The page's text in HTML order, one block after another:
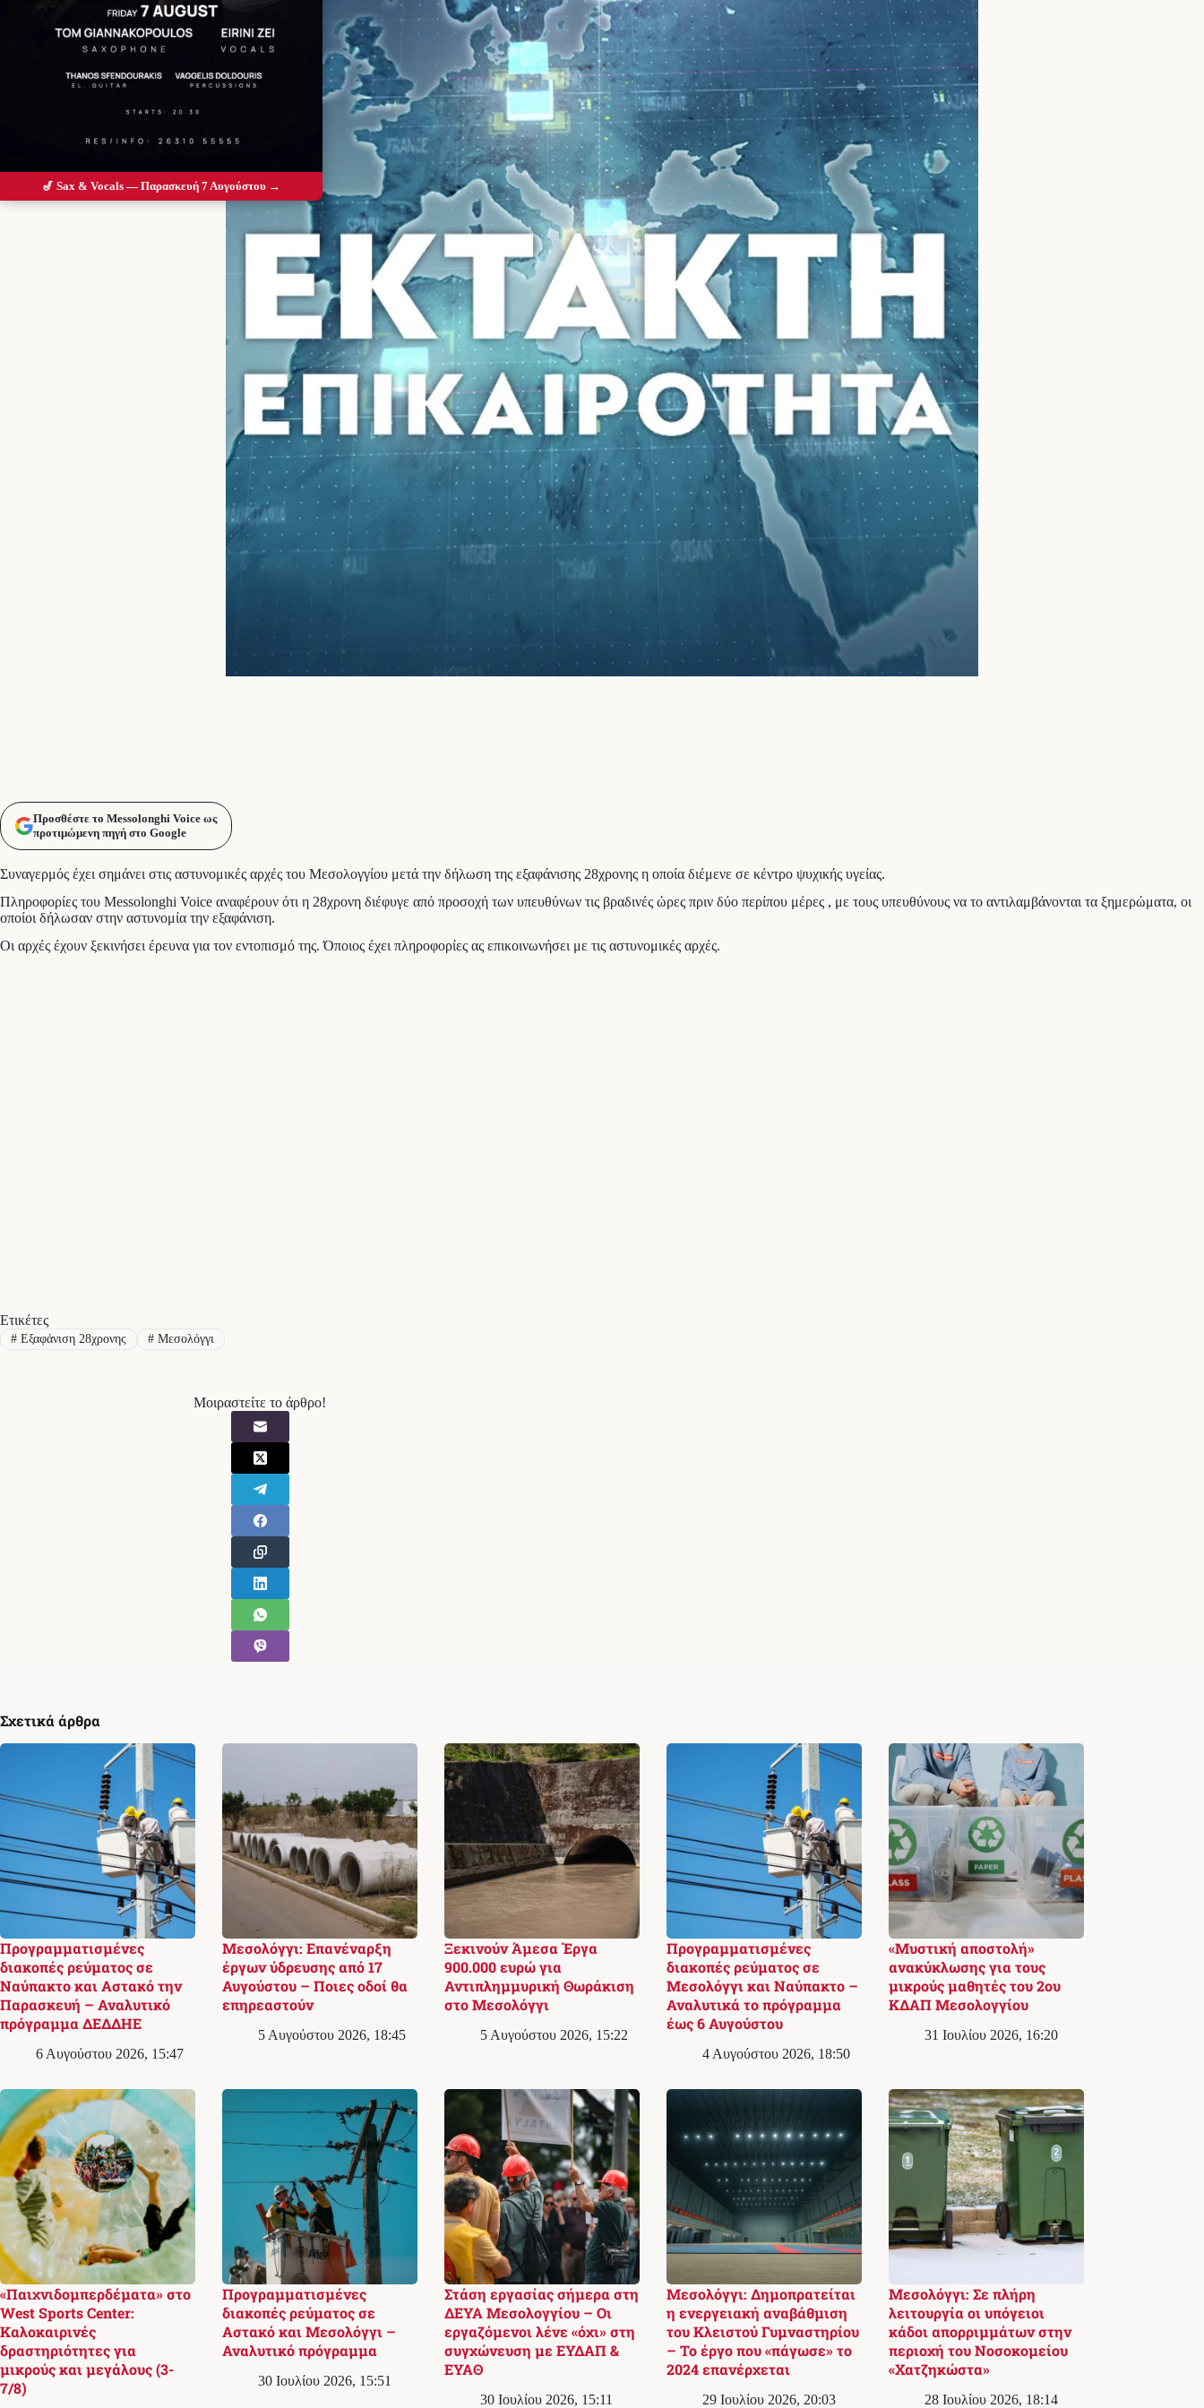
Προσθέστε το Messolonghi Voice ως
προτιμώμενη πηγή στο Google
Συναγερμός έχει σημάνει στις αστυνομικές αρχές του Μεσολογγίου μετά την δήλωση της εξαφάνισης 28χρονης η οποία διέμενε σε κέντρο ψυχικής υγείας.
Πληροφορίες του Messolonghi Voice αναφέρουν ότι η 28χρονη διέφυγε από προσοχή των υπευθύνων τις βραδινές ώρες πριν δύο περίπου μέρες , με τους υπευθύνους να το αντιλαμβάνονται τα ξημερώματα, οι
οποίοι δήλωσαν στην αστυνομία την εξαφάνιση.
Οι αρχές έχουν ξεκινήσει έρευνα για τον εντοπισμό της. Όποιος έχει πληροφορίες ας επικοινωνήσει με τις αστυνομικές αρχές.
Ετικέτες
#Εξαφάνιση 28χρονης #Μεσολόγγι
Μοιραστείτε το άρθρο!
Σχετικά άρθρα
Προγραμματισμένες
διακοπές ρεύματος σε
Ναύπακτο και Αστακό την
Παρασκευή – Αναλυτικό
πρόγραμμα ΔΕΔΔΗΕ
6 Αυγούστου 2026, 15:47
Μεσολόγγι: Επανέναρξη
έργων ύδρευσης από 17
Αυγούστου – Ποιες οδοί θα
επηρεαστούν
5 Αυγούστου 2026, 18:45
Ξεκινούν Άμεσα Έργα
900.000 ευρώ για
Αντιπλημμυρική Θωράκιση
στο Μεσολόγγι
5 Αυγούστου 2026, 15:22
Προγραμματισμένες
διακοπές ρεύματος σε
Μεσολόγγι και Ναύπακτο –
Αναλυτικά το πρόγραμμα
έως 6 Αυγούστου
4 Αυγούστου 2026, 18:50
«Μυστική αποστολή»
ανακύκλωσης για τους
μικρούς μαθητές του 2ου
ΚΔΑΠ Μεσολογγίου
31 Ιουλίου 2026, 16:20
«Παιχνιδομπερδέματα» στο
West Sports Center:
Καλοκαιρινές
δραστηριότητες για
μικρούς και μεγάλους (3-
7/8)
Προγραμματισμένες
διακοπές ρεύματος σε
Αστακό και Μεσολόγγι –
Αναλυτικό πρόγραμμα
30 Ιουλίου 2026, 15:51
Στάση εργασίας σήμερα στη
ΔΕΥΑ Μεσολογγίου – Οι
εργαζόμενοι λένε «όχι» στη
συγχώνευση με ΕΥΔΑΠ &
ΕΥΑΘ
30 Ιουλίου 2026, 15:11
Μεσολόγγι: Δημοπρατείται
η ενεργειακή αναβάθμιση
του Κλειστού Γυμναστηρίου
– Το έργο που «πάγωσε» το
2024 επανέρχεται
29 Ιουλίου 2026, 20:03
Μεσολόγγι: Σε πλήρη
λειτουργία οι υπόγειοι
κάδοι απορριμμάτων στην
περιοχή του Νοσοκομείου
«Χατζηκώστα»
28 Ιουλίου 2026, 18:14
🎷 Sax & Vocals — Παρασκευή 7 Αυγούστου →